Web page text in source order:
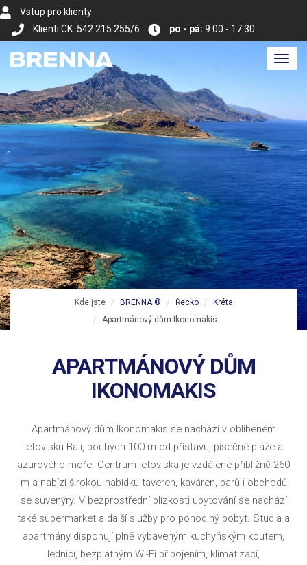
Vstup pro klienty
Klienti CK: 542 215 255/6
po - pá: 9:00 - 17:30
Kde jste BRENNA ® Řecko
Kréta
Apartmánový dům Ikonomakis
APARTMÁNOVÝ DŮM
IKONOMAKIS
Apartmánový dům Ikonomakis se nachází v oblíbeném
letovisku Bali, pouhých 100 m od přístavu, písečné pláže a
azurového moře. Centrum letoviska je vzdálené přibližně 260
m a nabízí širokou nabídku taveren, kaváren, barů i obchodů
se suvenýry. V bezprostřední blízkosti ubytování se nachází
také supermarket a další služby pro pohodlný pobyt. Studia a
apartmány disponují plně vybaveným kuchyňským koutem,
lednicí, bezplatným Wi-Fi připojením, klimatizací,